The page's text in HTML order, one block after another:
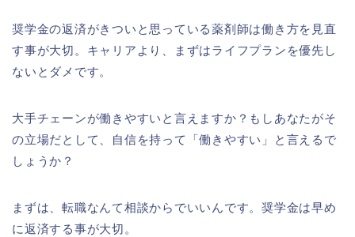
奨学金の返済がきついと思っている薬剤師は働き方を見直
す事が大切。キャリアより、まずはライフプランを優先し
ないとダメです。
大手チェーンが働きやすいと言えますか？もしあなたがそ
の立場だとして、自信を持って「働きやすい」と言えるで
しょうか？
まずは、転職なんて相談からでいいんです。奨学金は早め
に返済する事が大切。